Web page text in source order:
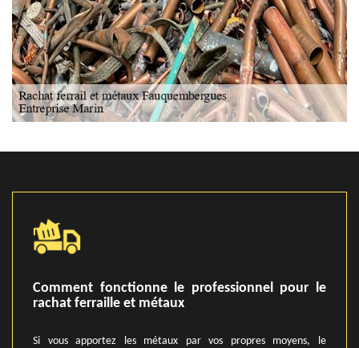
Comment fonctionne le professionnel pour le
rachat ferraille et métaux
Si vous apportez les métaux par vos propres moyens, le